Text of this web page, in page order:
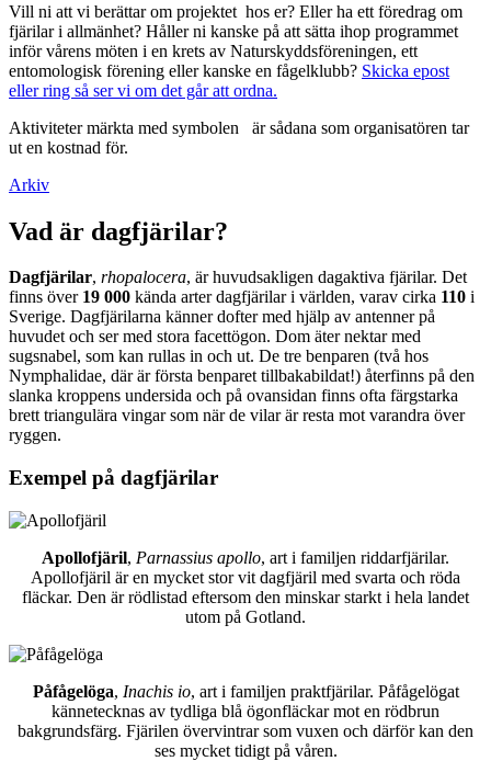
Vill ni att vi berättar om projektet hos er? Eller ha ett föredrag om
fjärilar i allmänhet? Håller ni kanske på att sätta ihop programmet
inför vårens möten i en krets av Naturskyddsföreningen, ett
entomologisk förening eller kanske en fågelklubb? Skicka epost
eller ring så ser vi om det går att ordna.
Aktiviteter märkta med symbolen
är sådana som organisatören tar
ut en kostnad för.
Arkiv
Vad är dagfjärilar?
Dagfjärilar, rhopalocera, är huvudsakligen dagaktiva fjärilar. Det
finns över 19 000 kända arter dagfjärilar i världen, varav cirka 110 i
Sverige. Dagfjärilarna känner dofter med hjälp av antenner på
huvudet och ser med stora facettögon. Dom äter nektar med
sugsnabel, som kan rullas in och ut. De tre benparen (två hos
Nymphalidae, där är första benparet tillbakabildat!) återfinns på den
slanka kroppens undersida och på ovansidan finns ofta färgstarka
brett triangulära vingar som när de vilar är resta mot varandra över
ryggen.
Exempel på dagfjärilar
Apollofjäril, Parnassius apollo, art i familjen riddarfjärilar.
Apollofjäril är en mycket stor vit dagfjäril med svarta och röda
fläckar. Den är rödlistad eftersom den minskar starkt i hela landet
utom på Gotland.
Påfågelöga, Inachis io, art i familjen praktfjärilar. Påfågelögat
kännetecknas av tydliga blå ögonfläckar mot en rödbrun
bakgrundsfärg. Fjärilen övervintrar som vuxen och därför kan den
ses mycket tidigt på våren.